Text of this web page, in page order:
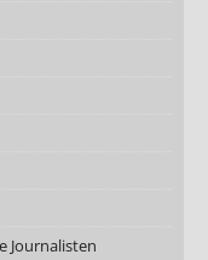
Journalisten